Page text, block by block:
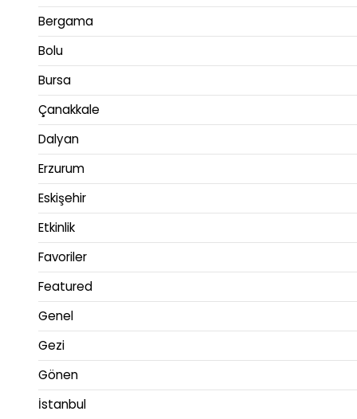
Bergama
Bolu
Bursa
Çanakkale
Dalyan
Erzurum
Eskişehir
Etkinlik
Favoriler
Featured
Genel
Gezi
Gönen
İstanbul